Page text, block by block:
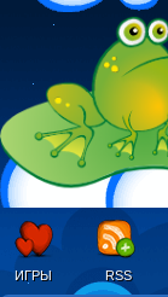
ИГРЫ RSS